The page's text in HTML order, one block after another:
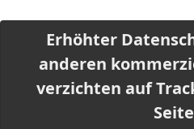
Erhöhter
anderen
verzichten auf